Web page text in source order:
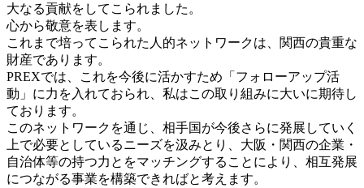
大なる貢献をしてこられました。
心から敬意を表します。
これまで培ってこられた人的ネットワークは、関西の貴重な
財産であります。
PREXでは、これを今後に活かすため「フォローアップ活
動」に力を入れておられ、私はこの取り組みに大いに期待し
ております。
このネットワークを通じ、相手国が今後さらに発展していく
上で必要としているニーズを汲みとり、大阪・関西の企業・
自治体等の持つ力とをマッチングすることにより、相互発展
につながる事業を構築できればと考えます。